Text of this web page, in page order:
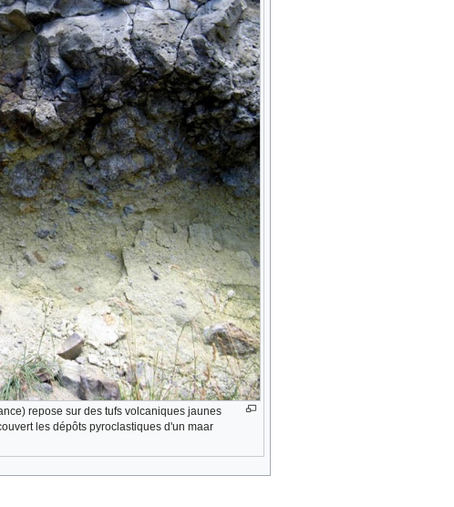
repose sur des tufs volcaniques jaunes
les dépôts pyroclastiques d'un maar